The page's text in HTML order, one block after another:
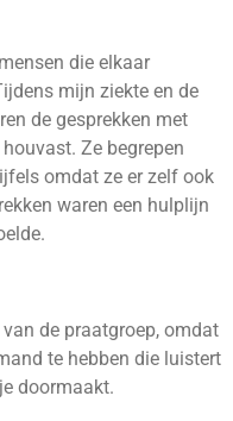
die elkaar
mijn ziekte en de
de gesprekken met
Ze begrepen
omdat ze er zelf ook
waren een hulplijn
de praatgroep, omdat
te hebben die luistert
doormaakt.